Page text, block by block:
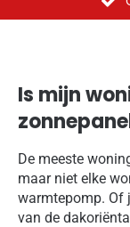
Is mijn
De meeste
maar niet elke
warmtepomp. Of
van de